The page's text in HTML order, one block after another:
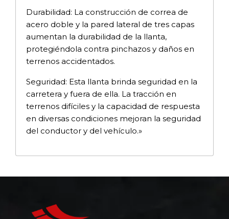
Durabilidad: La construcción de correa de
acero doble y la pared lateral de tres capas
aumentan la durabilidad de la llanta,
protegiéndola contra pinchazos y daños en
terrenos accidentados.
Seguridad: Esta llanta brinda seguridad en la
carretera y fuera de ella. La tracción en
terrenos difíciles y la capacidad de respuesta
en diversas condiciones mejoran la seguridad
del conductor y del vehículo.»